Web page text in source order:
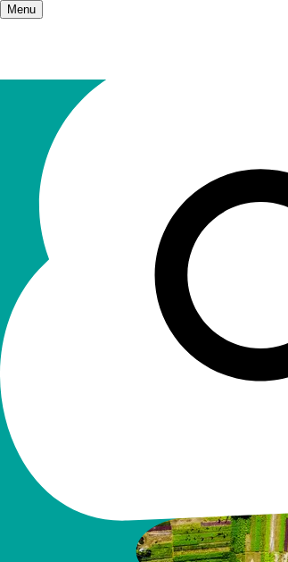
Menu
Champs d'action
Les
II n’y a qu’une
D’une manière générale